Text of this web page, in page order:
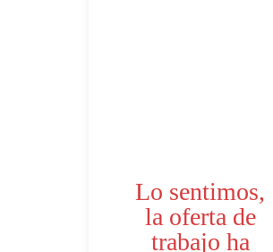
Lo sentimos,
la oferta de
trabajo ha